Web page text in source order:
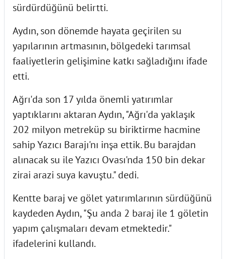
sürdürdüğünü belirtti.
Aydın, son dönemde hayata geçirilen su
yapılarının artmasının, bölgedeki tarımsal
faaliyetlerin gelişimine katkı sağladığını ifade
etti.
Ağrı'da son 17 yılda önemli yatırımlar
yaptıklarını aktaran Aydın, "Ağrı'da yaklaşık
202 milyon metreküp su biriktirme hacmine
sahip Yazıcı Barajı'nı inşa ettik. Bu barajdan
alınacak su ile Yazıcı Ovası'nda 150 bin dekar
zirai arazi suya kavuştu." dedi.
Kentte baraj ve gölet yatırımlarının sürdüğünü
kaydeden Aydın, "Şu anda 2 baraj ile 1 göletin
yapım çalışmaları devam etmektedir."
ifadelerini kullandı.